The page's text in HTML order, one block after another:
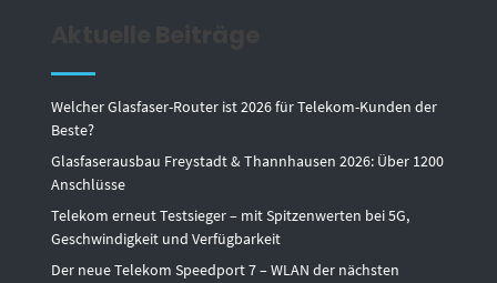
Welcher Glasfaser-Router ist 2026 für Telekom-Kunden der
Beste?
Glasfaserausbau Freystadt & Thannhausen 2026: Über 1200
Anschlüsse
Telekom erneut Testsieger – mit Spitzenwerten bei 5G,
Geschwindigkeit und Verfügbarkeit
Der neue Telekom Speedport 7 – WLAN der nächsten